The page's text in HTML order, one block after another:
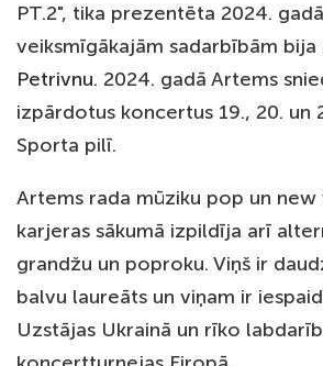
PT.2", tika prezentēta 2024.
veiksmīgākajām sadarbībām bija
Petrivnu. 2024. gadā Artems
izpārdotus koncertus 19., 20. un
Sporta pilī.
Artems rada mūziku pop un
karjeras sākumā izpildīja arī
grandžu un poproku. Viņš ir
balvu laureāts un viņam ir
Uzstājas Ukrainā un rīko